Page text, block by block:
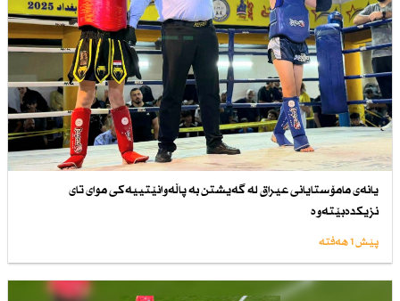
یانەی مامۆستایانی عیراق لە گەیشتن بە پاڵەوانێتییەكی موای تای
نزیكدەبێتەوە
پێش 1 هەفتە